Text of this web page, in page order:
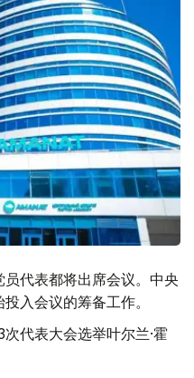
代表都将出席会议。中央
入会议的筹备工作。
代表大会选举叶尔兰·霍